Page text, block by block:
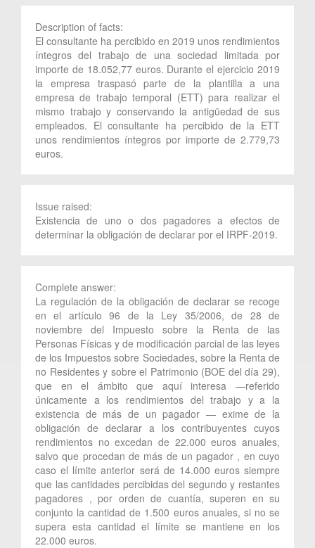
Description of facts:
El consultante ha percibido en 2019 unos rendimientos
íntegros del trabajo de una sociedad limitada por
importe de 18.052,77 euros. Durante el ejercicio 2019
la empresa traspasó parte de la plantilla a una
empresa de trabajo temporal (ETT) para realizar el
mismo trabajo y conservando la antigüedad de sus
empleados. El consultante ha percibido de la ETT
unos rendimientos íntegros por importe de 2.779,73
euros.
Issue raised:
Existencia de uno o dos pagadores a efectos de
determinar la obligación de declarar por el IRPF-2019.
Complete answer:
La regulación de la obligación de declarar se recoge
en el artículo 96 de la Ley 35/2006, de 28 de
noviembre del Impuesto sobre la Renta de las
Personas Físicas y de modificación parcial de las leyes
de los Impuestos sobre Sociedades, sobre la Renta de
no Residentes y sobre el Patrimonio (BOE del día 29),
que en el ámbito que aquí interesa —referido
únicamente a los rendimientos del trabajo y a la
existencia de más de un pagador — exime de la
obligación de declarar a los contribuyentes cuyos
rendimientos no excedan de 22.000 euros anuales,
salvo que procedan de más de un pagador , en cuyo
caso el límite anterior será de 14.000 euros siempre
que las cantidades percibidas del segundo y restantes
pagadores , por orden de cuantía, superen en su
conjunto la cantidad de 1.500 euros anuales, si no se
supera esta cantidad el límite se mantiene en los
22.000 euros.